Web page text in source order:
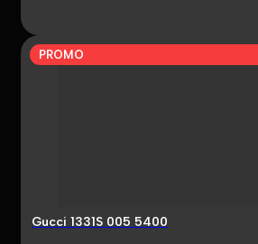
PROMO
Gucci 1331S 005 5400